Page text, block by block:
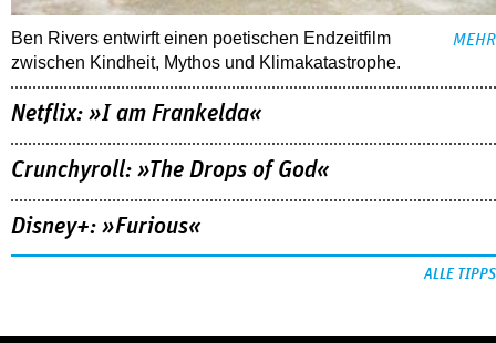
Ben Rivers entwirft einen poetischen Endzeitfilm
zwischen Kindheit, Mythos und Klimakatastrophe.
MEHR
Netflix: »I am Frankelda«
Crunchyroll: »The Drops of God«
Disney+: »Furious«
ALLE TIPPS